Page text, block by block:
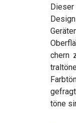
chern
tö­ne